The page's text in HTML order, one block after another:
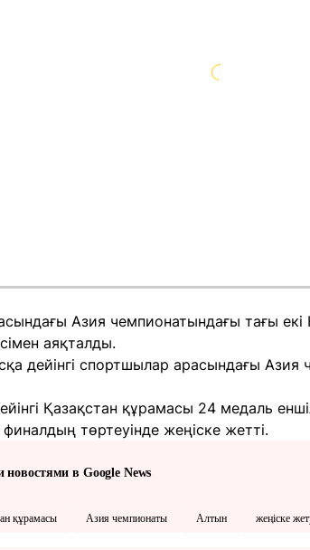
Азия чемпионатындағы тағы екі
аяқталды.
дейінгі спортшылар арасындағы Азия
Қазақстан құрамасы 24 медаль
финалдың төртеуінде жеңіске жетті.
в Google News
құрамасы Азия чемпионаты Алтын жеңіске